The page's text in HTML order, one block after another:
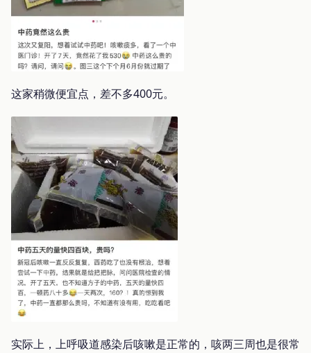
这家稍微便宜点，差不多400元。
实际上，上呼吸道感染后咳嗽是正常的，咳两三周也是很常